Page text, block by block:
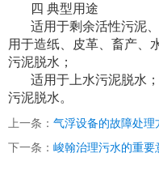
四 典型用途
适用于剩余活性污泥
用于造纸、皮革、畜产、
污泥脱水；
适用于上水污泥脱水
污泥脱水。
上一条： 气浮设备的故障处理
下一条： 峻翰治理污水的重要